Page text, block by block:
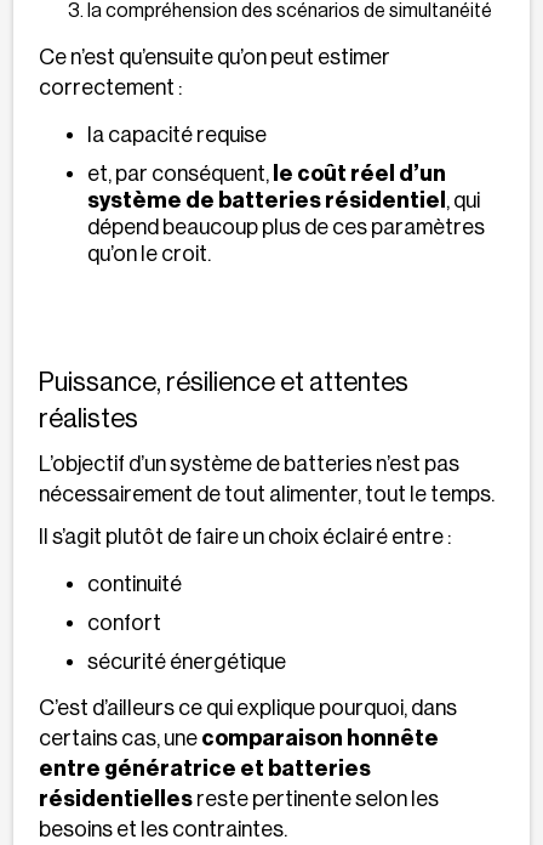
la compréhension des scénarios de simultanéité
Ce n’est qu’ensuite qu’on peut estimer
correctement :
la capacité requise
et, par conséquent, le coût réel d’un
système de batteries résidentiel , qui
dépend beaucoup plus de ces paramètres
qu’on le croit.
Puissance, résilience et attentes
réalistes
L’objectif d’un système de batteries n’est pas
nécessairement de tout alimenter, tout le temps.
Il s’agit plutôt de faire un choix éclairé entre :
continuité
confort
sécurité énergétique
C’est d’ailleurs ce qui explique pourquoi, dans
certains cas, une comparaison honnête
entre génératrice et batteries
résidentielles reste pertinente selon les
besoins et les contraintes.